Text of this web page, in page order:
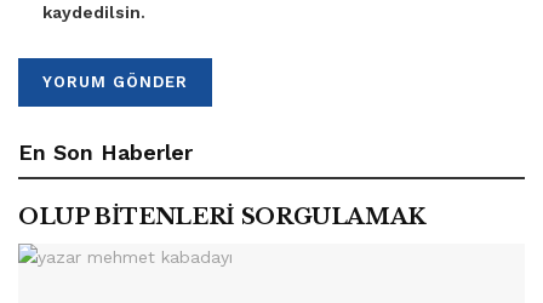
kaydedilsin.
En Son Haberler
OLUP BİTENLERİ SORGULAMAK